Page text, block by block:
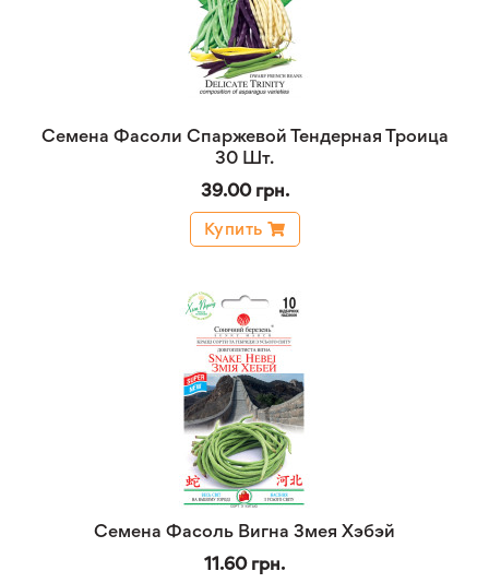
Семена Фасоли Спаржевой Тендерная Троица
30 Шт.
39.00 грн.
Купить
Семена Фасоль Вигна Змея Хэбэй
11.60 грн.